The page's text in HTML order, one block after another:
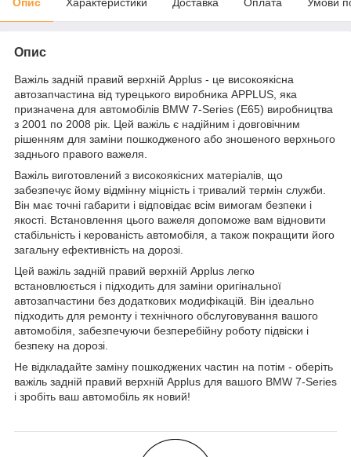
Опис
Важіль задній правий верхній Applus - це високоякісна
автозапчастина від турецького виробника APPLUS, яка
призначена для автомобілів BMW 7-Series (E65) виробництва
з 2001 по 2008 рік. Цей важіль є надійним і довговічним
рішенням для заміни пошкодженого або зношеного верхнього
заднього правого важеля.
Важіль виготовлений з високоякісних матеріалів, що
забезпечує йому відмінну міцність і тривалий термін служби.
Він має точні габарити і відповідає всім вимогам безпеки і
якості. Встановлення цього важеля допоможе вам відновити
стабільність і керованість автомобіля, а також покращити його
загальну ефективність на дорозі.
Цей важіль задній правий верхній Applus легко
встановлюється і підходить для заміни оригінальної
автозапчастини без додаткових модифікацій. Він ідеально
підходить для ремонту і технічного обслуговування вашого
автомобіля, забезпечуючи безперебійну роботу підвіски і
безпеку на дорозі.
Не відкладайте заміну пошкоджених частин на потім - оберіть
важіль задній правий верхній Applus для вашого BMW 7-Series
і зробіть ваш автомобіль як новий!